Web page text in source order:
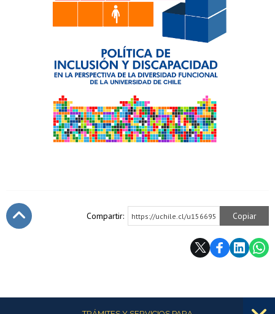
Compartir: https://uchile.cl/u156695 Copiar
Más información